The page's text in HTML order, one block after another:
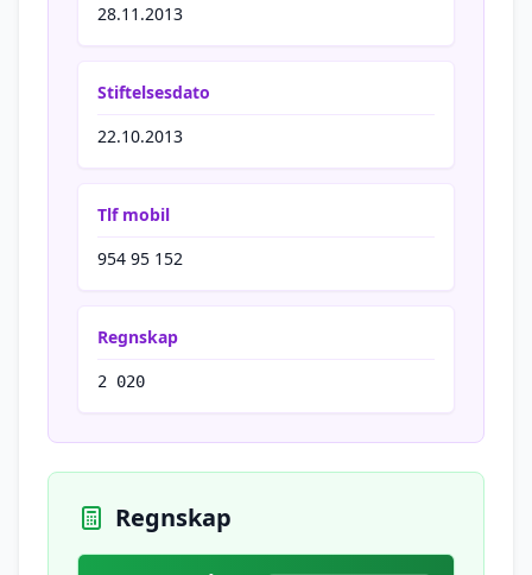
28.11.2013
Stiftelsesdato
22.10.2013
Tlf mobil
954 95 152
Regnskap
2 020
Regnskap